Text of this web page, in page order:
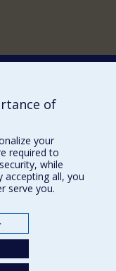
of
your
required to
while
accepting all, you
serve you.